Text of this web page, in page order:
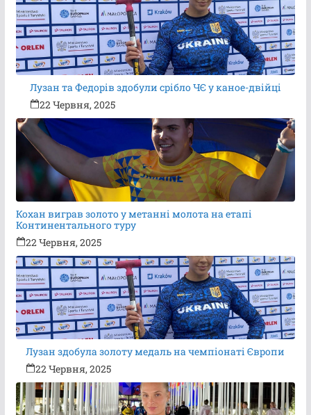
Лузан та Федорів здобули срібло ЧЄ у каное-двійці
22 Червня, 2025
Кохан виграв золото у метанні молота на етапі
Континентального туру
22 Червня, 2025
Лузан здобула золоту медаль на чемпіонаті Європи
22 Червня, 2025